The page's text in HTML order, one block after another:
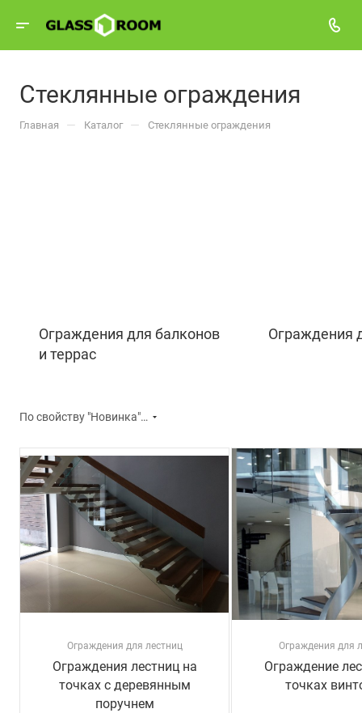
Стеклянные ограждения
Главная — Каталог — Стеклянные ограждения
Ограждения для балконов
и террас
Ограждения
По свойству "Новинка" (убывание)
Ограждения для лестниц
Ограждения лестниц на
точках с деревянным
поручнем
Ограждения для
Ограждение
точках